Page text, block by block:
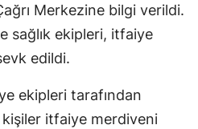
Merkezine bilgi verildi.
sağlık ekipleri, itfaiye
edildi.
ekipleri tarafından
itfaiye merdiveni